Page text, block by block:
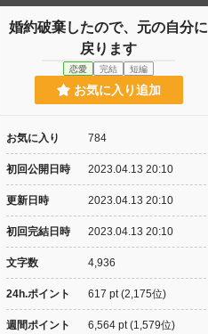
婚約破棄したので、元の自分に
戻ります
恋愛 完結 短編
お気に入り追加
お気に入り 784
初回公開日時 2023.04.13 20:10
更新日時 2023.04.13 20:10
初回完結日時 2023.04.13 20:10
文字数 4,936
24h.ポイント 617 pt (2,175位)
週間ポイント 6,564 pt (1,579位)